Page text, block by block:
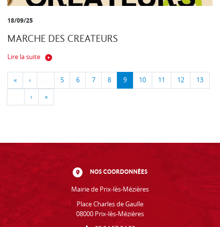
18/09/25
MARCHE DES CREATEURS
Lire la suite
« ‹ … 5 6 7 8 9 10 11 12 13
… › »
NOS COORDONNÉES
Mairie de Prix-lès-Mézières
Place Charles de Gaulle
08000 Prix-lès-Mézières